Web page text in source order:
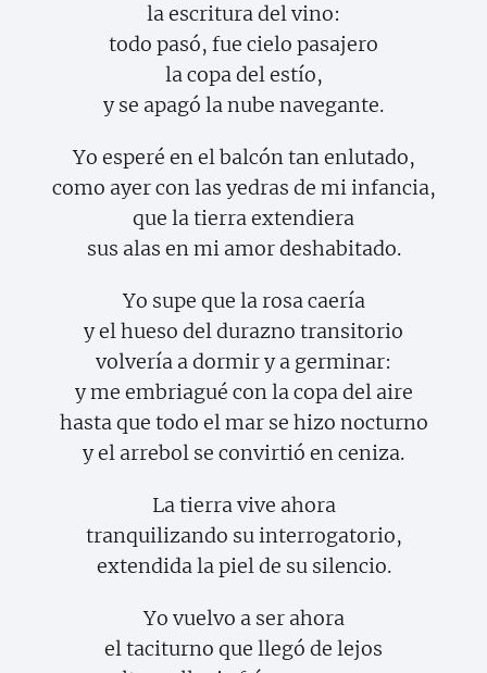
la escritura del vino:
todo pasó, fue cielo pasajero
la copa del estío,
y se apagó la nube navegante.
Yo esperé en el balcón tan enlutado,
como ayer con las yedras de mi infancia,
que la tierra extendiera
sus alas en mi amor deshabitado.
Yo supe que la rosa caería
y el hueso del durazno transitorio
volvería a dormir y a germinar:
y me embriagué con la copa del aire
hasta que todo el mar se hizo nocturno
y el arrebol se convirtió en ceniza.
La tierra vive ahora
tranquilizando su interrogatorio,
extendida la piel de su silencio.
Yo vuelvo a ser ahora
el taciturno que llegó de lejos